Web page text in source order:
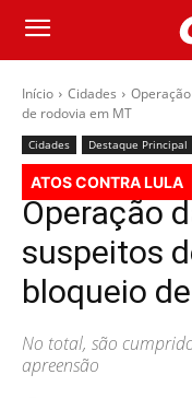
Início Cidades
de rodovia em MT
Cidades Destaque Principal
ATOS CONTRA LULA
Operação
suspeitos
bloqueio
No total, são
apreensão